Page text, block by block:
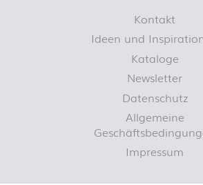
Kontakt
Ideen und
Kataloge
Newsletter
Datenschutz
Allgemeine
Impressum